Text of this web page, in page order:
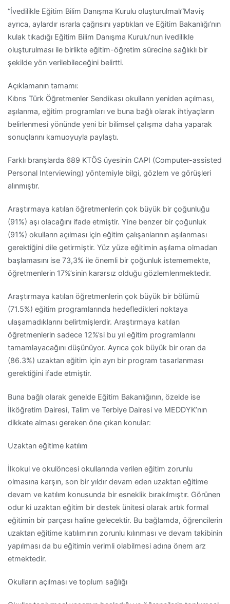
“İvedilikle Eğitim Bilim Danışma Kurulu oluşturulmalı”Maviş
ayrıca, aylardır ısrarla çağrısını yaptıkları ve Eğitim Bakanlığı’nın
kulak tıkadığı Eğitim Bilim Danışma Kurulu’nun ivedilikle
oluşturulması ile birlikte eğitim-öğretim sürecine sağlıklı bir
şekilde yön verilebileceğini belirtti.
Açıklamanın tamamı:
Kıbrıs Türk Öğretmenler Sendikası okulların yeniden açılması,
aşılanma, eğitim programları ve buna bağlı olarak ihtiyaçların
belirlenmesi yönünde yeni bir bilimsel çalışma daha yaparak
sonuçlarını kamuoyuyla paylaştı.
Farklı branşlarda 689 KTÖS üyesinin CAPI (Computer-assisted
Personal Interviewing) yöntemiyle bilgi, gözlem ve görüşleri
alınmıştır.
Araştırmaya katılan öğretmenlerin çok büyük bir çoğunluğu
(91%) aşı olacağını ifade etmiştir. Yine benzer bir çoğunluk
(91%) okulların açılması için eğitim çalışanlarının aşılanması
gerektiğini dile getirmiştir. Yüz yüze eğitimin aşılama olmadan
başlamasını ise 73,3% ile önemli bir çoğunluk istememekte,
öğretmenlerin 17%’sinin kararsız olduğu gözlemlenmektedir.
Araştırmaya katılan öğretmenlerin çok büyük bir bölümü
(71.5%) eğitim programlarında hedefledikleri noktaya
ulaşamadıklarını belirtmişlerdir. Araştırmaya katılan
öğretmenlerin sadece 12%’si bu yıl eğitim programlarını
tamamlayacağını düşünüyor. Ayrıca çok büyük bir oran da
(86.3%) uzaktan eğitim için ayrı bir program tasarlanması
gerektiğini ifade etmiştir.
Buna bağlı olarak genelde Eğitim Bakanlığının, özelde ise
İlköğretim Dairesi, Talim ve Terbiye Dairesi ve MEDDYK’nın
dikkate alması gereken öne çıkan konular:
Uzaktan eğitime katılım
İlkokul ve okulöncesi okullarında verilen eğitim zorunlu
olmasına karşın, son bir yıldır devam eden uzaktan eğitime
devam ve katılım konusunda bir esneklik bırakılmıştır. Görünen
odur ki uzaktan eğitim bir destek ünitesi olarak artık formal
eğitimin bir parçası haline gelecektir. Bu bağlamda, öğrencilerin
uzaktan eğitime katılımının zorunlu kılınması ve devam takibinin
yapılması da bu eğitimin verimli olabilmesi adına önem arz
etmektedir.
Okulların açılması ve toplum sağlığı